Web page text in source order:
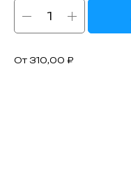
От 310,00 ₽